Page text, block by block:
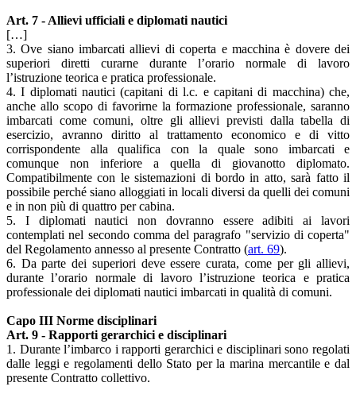
Art. 7 - Allievi ufficiali e diplomati nautici
[…]
3. Ove siano imbarcati allievi di coperta e macchina è dovere dei
superiori diretti curarne durante l’orario normale di lavoro
l’istruzione teorica e pratica professionale.
4. I diplomati nautici (capitani di l.c. e capitani di macchina) che,
anche allo scopo di favorirne la formazione professionale, saranno
imbarcati come comuni, oltre gli allievi previsti dalla tabella di
esercizio, avranno diritto al trattamento economico e di vitto
corrispondente alla qualifica con la quale sono imbarcati e
comunque non inferiore a quella di giovanotto diplomato.
Compatibilmente con le sistemazioni di bordo in atto, sarà fatto il
possibile perché siano alloggiati in locali diversi da quelli dei comuni
e in non più di quattro per cabina.
5. I diplomati nautici non dovranno essere adibiti ai lavori
contemplati nel secondo comma del paragrafo "servizio di coperta"
del Regolamento annesso al presente Contratto (art. 69).
6. Da parte dei superiori deve essere curata, come per gli allievi,
durante l’orario normale di lavoro l’istruzione teorica e pratica
professionale dei diplomati nautici imbarcati in qualità di comuni.
Capo III Norme disciplinari
Art. 9 - Rapporti gerarchici e disciplinari
1. Durante l’imbarco i rapporti gerarchici e disciplinari sono regolati
dalle leggi e regolamenti dello Stato per la marina mercantile e dal
presente Contratto collettivo.